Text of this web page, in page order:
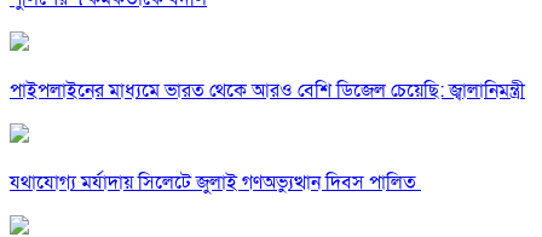
পাইপলাইনের মাধ্যমে ভারত থেকে আরও বেশি ডিজেল চেয়েছি: জ্বালানিমন্ত্রী
যথাযোগ্য মর্যাদায় সিলেটে জুলাই গণঅভ্যুত্থান দিবস পালিত